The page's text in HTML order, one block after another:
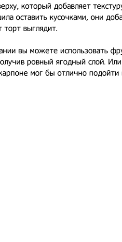
который добавляет
оставить кусочками, они
торт выглядит.
вы можете использовать
ровный ягодный слой.
мог бы отлично подойти